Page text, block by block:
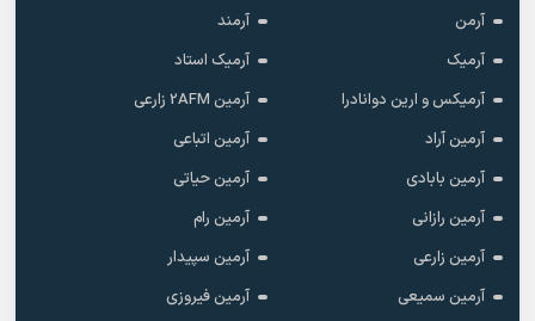
آرمن
آرمند
آرمیک
آرمیک استاد
آرمیکس و ارین دوانادرا
آرمین 2AFM زارعی
آرمین آراد
آرمین اتباعی
آرمین بابادی
آرمین حیاتی
آرمین رازانی
آرمین رام
آرمین زارعی
آرمین سپیدار
آرمین سمیعی
آرمین فیروزی